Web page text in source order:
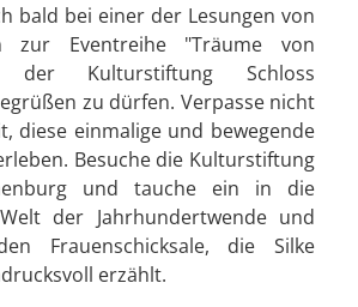
bald bei einer der Lesungen von
zur Eventreihe "Träume von
Kulturstiftung Schloss
zu dürfen. Verpasse nicht
diese einmalige und bewegende
Besuche die Kulturstiftung
und tauche ein in die
der Jahrhundertwende und
Frauenschicksale, die Silke
erzählt.